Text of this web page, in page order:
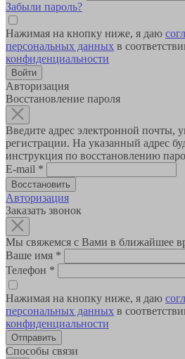
Забыли пароль?
Нажимая на кнопку ниже, я даю
персональных данных в
конфиденциальности
Авторизация
Восстановление пароля
Введите адрес электронной почты,
регистрации. На указанный адрес
инструкция по восстановлению
E-mail *
Авторизация
Заказать звонок
Мы свяжемся с Вами в ближайшее
Ваше имя *
Телефон *
Нажимая на кнопку ниже, я даю
персональных данных в
конфиденциальности
Способы связи